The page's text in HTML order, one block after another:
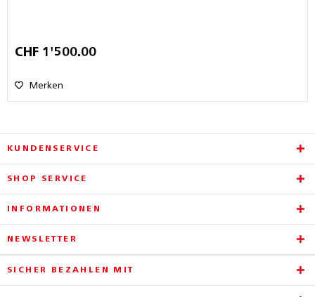
CHF 1'500.00
Merken
KUNDENSERVICE
SHOP SERVICE
INFORMATIONEN
NEWSLETTER
SICHER BEZAHLEN MIT